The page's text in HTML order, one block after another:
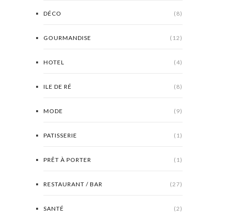
DÉCO (8)
GOURMANDISE (12)
HOTEL (4)
ILE DE RÉ (8)
MODE (9)
PATISSERIE (1)
PRÊT À PORTER (1)
RESTAURANT / BAR (27)
SANTÉ (2)